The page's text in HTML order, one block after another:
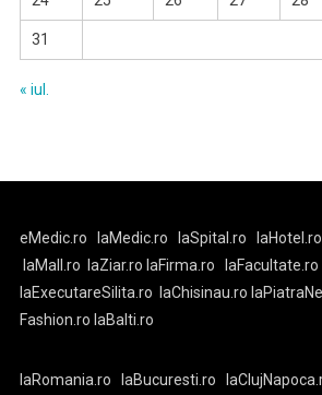
31
« iul.
eMedic.ro laMedic.ro laSpital.ro laHotel.ro
laMall.ro laZiar.rolaFirma.ro laFacultate.ro
laExecutareSilita.ro laChisinau.ro
Fashion.ro laBalti.ro
laRomania.ro laBucuresti.ro